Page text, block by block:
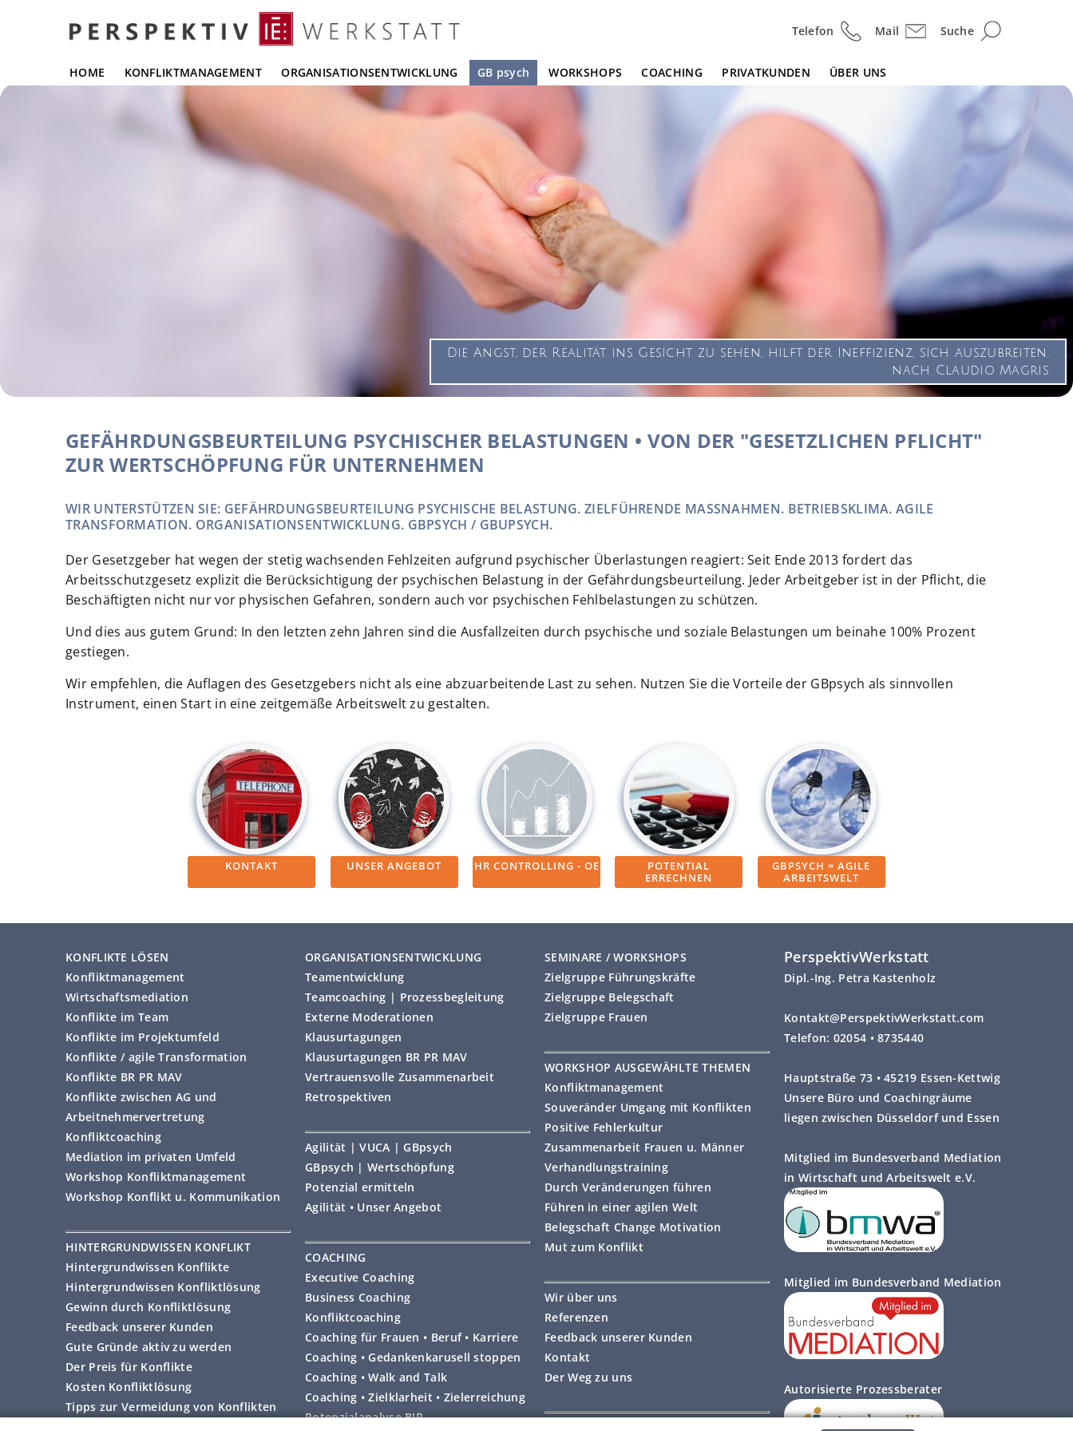
Telefon Mail Suche
HOME KONFLIKTMANAGEMENT ORGANISATIONSENTWICKLUNG GB psych WORKSHOPS COACHING PRIVATKUNDEN ÜBER UNS
Die Angst, der Realität ins Gesicht zu sehen, hilft der In­ef­fi­zi­enz, sich auszubreiten.
nach Claudio Magris
GEFÄHRDUNGSBEURTEILUNG PSYCHISCHER BELASTUNGEN • VON DER "GESETZLICHEN PFLICHT"
ZUR WERTSCHÖPFUNG FÜR UNTERNEHMEN
WIR UNTERSTÜTZEN SIE: GEFÄHRDUNGSBEURTEILUNG PSYCHISCHE BELASTUNG. ZIELFÜHRENDE MASSNAHMEN. BETRIEBSKLIMA. AGILE T
RANSFORMATION. ORGANISATIONSENTWICKLUNG. GBPSYCH / GBUPSYCH.
Der Gesetzgeber hat wegen der stetig wachsenden Fehlzeiten aufgrund psychischer Überlastungen reagiert: Seit Ende 2013 fordert das
Arbeitsschutzgesetz explizit die Berücksichtigung der psychischen Belastung in der Gefährdungsbeurteilung. Jeder Arbeitgeber ist in der Pflicht, die
Beschäftigten nicht nur vor physischen Gefahren, sondern auch vor psychischen Fehlbelastungen zu schützen.
Und dies aus gutem Grund: In den letzten zehn Jahren sind die Ausfallzeiten durch psychische und soziale Belastungen um beinahe 100% Prozent
gestiegen.
Wir empfehlen, die Auflagen des Gesetzgebers nicht als eine abzuarbeitende Last zu sehen. Nutzen Sie die Vorteile der GBpsych als sinnvollen
Instrument, einen Start in eine zeitgemäße Arbeitswelt zu gestalten.
KONTAKT UNSER ANGEBOT HR CONTROLLING - OE
POTENTIAL
ERRECHNEN
GBPSYCH = AGILE
ARBEITSWELT
KONFLIKTE LÖSEN
Konfliktmanagement
Wirtschaftsmediation
Konflikte im Team
Konflikte im Projektumfeld
Konflikte / agile Transformation
Konflikte BR PR MAV
Konflikte zwischen AG und
Arbeitnehmervertretung
Konfliktcoaching
Mediation im privaten Umfeld
Workshop Konfliktmanagement
Workshop Konflikt u. Kommunikation
HINTERGRUNDWISSEN KONFLIKT
Hintergrundwissen Konflikte
Hintergrundwissen Konfliktlösung
Gewinn durch Konfliktlösung
Feedback unserer Kunden
Gute Gründe aktiv zu werden
Der Preis für Konflikte
Kosten Konfliktlösung
Tipps zur Vermeidung von Konflikten
ORGANISATIONSENTWICKLUNG
Teamentwicklung
Teamcoaching | Prozessbegleitung
Externe Moderationen
Klausurtagungen
Klausurtagungen BR PR MAV
Vertrauensvolle Zusammenarbeit
Retrospektiven
Agilität | VUCA | GBpsych
GBpsych | Wertschöpfung
Potenzial ermitteln
Agilität • Unser Angebot
COACHING
Executive Coaching
Business Coaching
Konfliktcoaching
Coaching für Frauen • Beruf • Karriere
Coaching • Gedankenkarusell stoppen
Coaching • Walk and Talk
Coaching • Zielklarheit • Zielerreichung
Potenzialanalyse BIP
SEMINARE / WORKSHOPS
Zielgruppe Führungskräfte
Zielgruppe Belegschaft
Zielgruppe Frauen
WORKSHOP AUSGEWÄHLTE THEMEN
Konfliktmanagement
Souveränder Umgang mit Konflikten
Positive Fehlerkultur
Zusammenarbeit Frauen u. Männer
Verhandlungstraining
Durch Veränderungen führen
Führen in einer agilen Welt
Belegschaft Change Motivation
Mut zum Konflikt
Wir über uns
Referenzen
Feedback unserer Kunden
Kontakt
Der Weg zu uns
PerspektivWerkstatt
Dipl.-Ing. Petra Kastenholz
Kontakt@PerspektivWerkstatt.com
Telefon: 02054 • 8735440
Hauptstraße 73 • 45219 Essen-Kettwig
Unsere Büro und Coachingräume
liegen zwischen Düsseldorf und Essen
Mitglied im Bundesverband Mediation
in Wirtschaft und Arbeitswelt e.V.
Mitglied im Bundesverband Mediation
Autorisierte Prozessberater